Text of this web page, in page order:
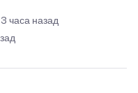
часа назад